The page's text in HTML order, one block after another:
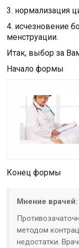
3. нормализация
4. исчезновение
менструации.
Итак, выбор за
Начало формы
Конец формы
Мнение врачей:
методом
недостатки.